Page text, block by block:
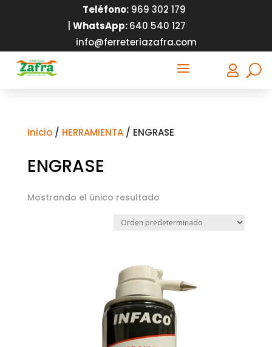
Teléfono:969 302 179
WhatsApp:640 540 127
info@ferreteriazafra.com
a 
Inicio/ HERRAMIENTA/ ENGRASE
ENGRASE
Mostrando el único resultado